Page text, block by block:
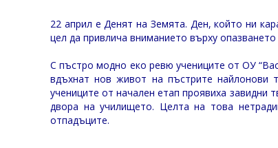
22 април е Денят на Земята. Ден, който ни
цел да привлича вниманието върху
С пъстро модно еко ревю учениците от ОУ
вдъхнат нов живот на пъстрите найлонови
учениците от начален етап проявиха завидни
двора на училището. Целта на това
отпадъците.